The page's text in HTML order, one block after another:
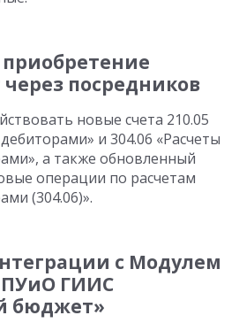
через посредников
новые счета 210.05
и 304.06 «Расчеты
а также обновленный
операции по расчетам
(304.06)».
с Модулем
ПУиО ГИИС
бюджет»